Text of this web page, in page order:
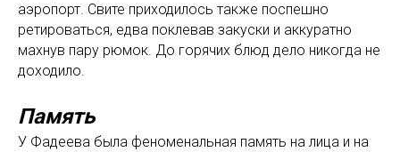
аэропорт. Свите приходилось также поспешно
ретироваться, едва поклевав закуски и аккуратно
махнув пару рюмок. До горячих блюд дело никогда не
доходило.
Память
У Фадеева была феноменальная память на лица и на